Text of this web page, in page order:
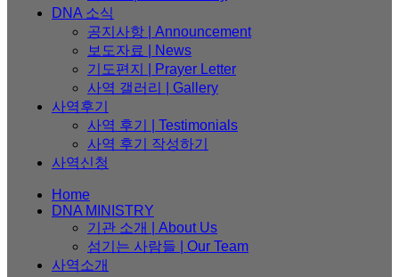
DNA 소식
공지사항 | Announcement
보도자료 | News
기도편지 | Prayer Letter
사역 갤러리 | Gallery
사역후기
사역 후기 | Testimonials
사역 후기 작성하기
사역신청
Home
DNA MINISTRY
기관 소개 | About Us
섬기는 사람들 | Our Team
사역소개